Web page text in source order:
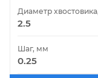
Диаметр
2.5
Шаг, мм
0.25